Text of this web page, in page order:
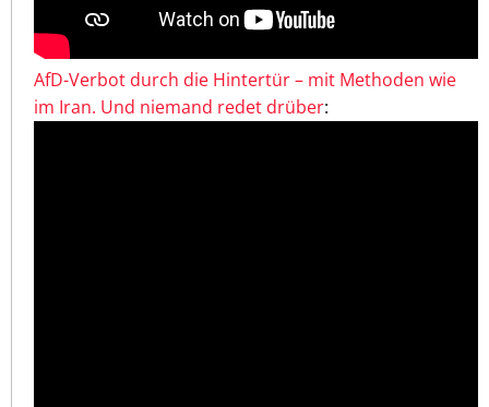
AfD-Verbot durch die Hintertür – mit Methoden wie
im Iran. Und niemand redet drüber: